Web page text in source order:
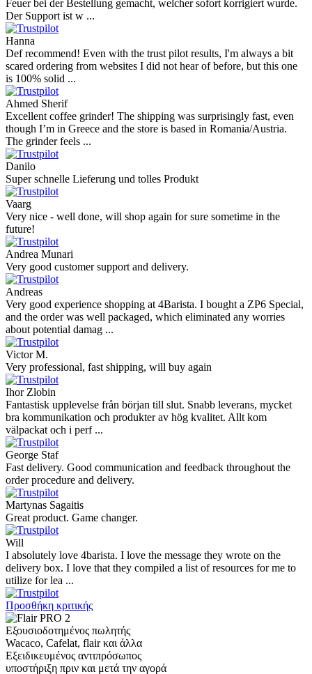
Feuer bei der Bestellung gemacht, welcher sofort korrigiert wurde.
Der Support ist w ...
Hanna
Def recommend! Even with the trust pilot results, I'm always a bit
scared ordering from websites I did not hear of before, but this one
is 100% solid ...
Ahmed Sherif
Excellent coffee grinder! The shipping was surprisingly fast, even
though I’m in Greece and the store is based in Romania/Austria.
The grinder feels ...
Danilo
Super schnelle Lieferung und tolles Produkt
Vaarg
Very nice - well done, will shop again for sure sometime in the
future!
Andrea Munari
Very good customer support and delivery.
Andreas
Very good experience shopping at 4Barista. I bought a ZP6 Special,
and the order was well packaged, which eliminated any worries
about potential damag ...
Victor M.
Very professional, fast shipping, will buy again
Ihor Zlobin
Fantastisk upplevelse från början till slut. Snabb leverans, mycket
bra kommunikation och produkter av hög kvalitet. Allt kom
välpackat och i perf ...
George Staf
Fast delivery. Good communication and feedback throughout the
order procedure and delivery.
Martynas Sagaitis
Great product. Game changer.
Will
I absolutely love 4barista. I love the message they wrote on the
delivery box. I love that they compiled a list of resources for me to
utilize for lea ...
Προσθήκη κριτικής
Εξουσιοδοτημένος πωλητής
Wacaco, Cafelat, flair και άλλα
Εξειδικευμένος αντιπρόσωπος
υποστήριξη πριν και μετά την αγορά